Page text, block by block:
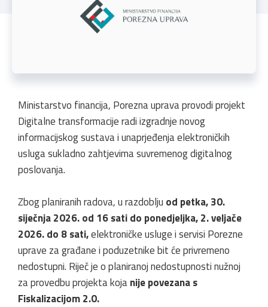
Ministarstvo financija, Porezna uprava provodi projekt
Digitalne transformacije radi izgradnje novog
informacijskog sustava i unaprjeđenja elektroničkih
usluga sukladno zahtjevima suvremenog digitalnog
poslovanja.
Zbog planiranih radova, u razdoblju od petka, 30.
siječnja 2026. od 16 sati do ponedjeljka, 2. veljače
2026. do 8 sati,elektroničke usluge i servisi Porezne
uprave za građane i poduzetnike bit će privremeno
nedostupni. Riječ je o planiranoj nedostupnosti nužnoj
za provedbu projekta kojanije povezana s
Fiskalizacijom 2.0.